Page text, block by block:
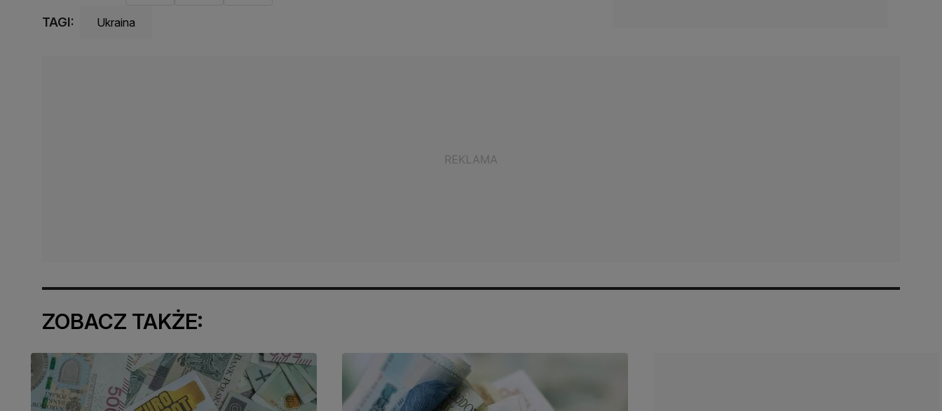
TAGI: Ukraina
ZOBACZ TAKŻE: